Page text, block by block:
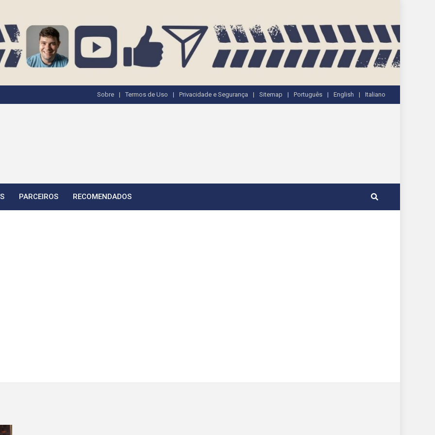
Sobre Termos de Uso Privacidade e Segurança Sitemap Português English Italiano
PARCEIROS RECOMENDADOS